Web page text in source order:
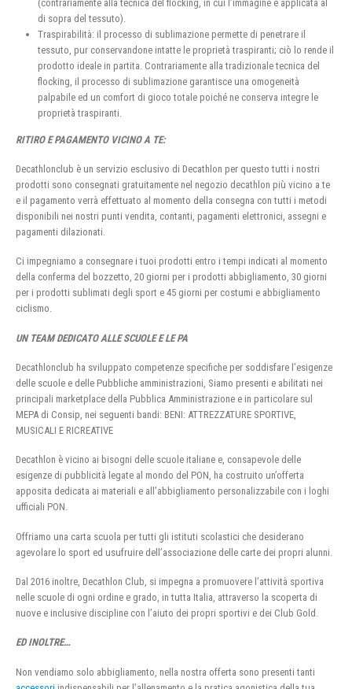
(contrariamente alla tecnica del flocking, in cui l’immagine è applicata al
di sopra del tessuto).
Traspirabilità: il processo di sublimazione permette di penetrare il
tessuto, pur conservandone intatte le proprietà traspiranti; ciò lo rende il
prodotto ideale in partita. Contrariamente alla tradizionale tecnica del
flocking, il processo di sublimazione garantisce una omogeneità
palpabile ed un comfort di gioco totale poiché ne conserva integre le
proprietà traspiranti.
RITIRO E PAGAMENTO VICINO A TE:
Decathlonclub è un servizio esclusivo di Decathlon per questo tutti i nostri
prodotti sono consegnati gratuitamente nel negozio decathlon più vicino a te
e il pagamento verrà effettuato al momento della consegna con tutti i metodi
disponibili nei nostri punti vendita, contanti, pagamenti elettronici, assegni e
pagamenti dilazionati.
Ci impegniamo a consegnare i tuoi prodotti entro i tempi indicati al momento
della conferma del bozzetto, 20 giorni per i prodotti abbigliamento, 30 giorni
per i prodotti sublimati degli sport e 45 giorni per costumi e abbigliamento
ciclismo.
UN TEAM DEDICATO ALLE SCUOLE E LE PA
Decathlonclub ha sviluppato competenze specifiche per soddisfare l’esigenze
delle scuole e delle Pubbliche amministrazioni, Siamo presenti e abilitati nei
principali marketplace della Pubblica Amministrazione e in particolare sul
MEPA di Consip, nei seguenti bandi: BENI: ATTREZZATURE SPORTIVE,
MUSICALI E RICREATIVE
Decathlon è vicino ai bisogni delle scuole italiane e, consapevole delle
esigenze di pubblicità legate al mondo del PON, ha costruito un’offerta
apposita dedicata ai materiali e all’abbigliamento personalizzabile con i loghi
ufficiali PON.
Offriamo una carta scuola per tutti gli istituti scolastici che desiderano
agevolare lo sport ed usufruire dell’associazione delle carte dei propri alunni.
Dal 2016 inoltre, Decathlon Club, si impegna a promuovere l’attività sportiva
nelle scuole di ogni ordine e grado, in tutta Italia, attraverso la scoperta di
nuove e inclusive discipline con l’aiuto dei propri sportivi e dei Club Gold.
ED INOLTRE…
Non vendiamo solo abbigliamento, nella nostra offerta sono presenti tanti